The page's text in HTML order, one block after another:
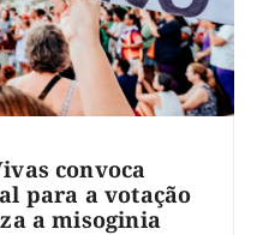
convoca
para a votação
a misoginia